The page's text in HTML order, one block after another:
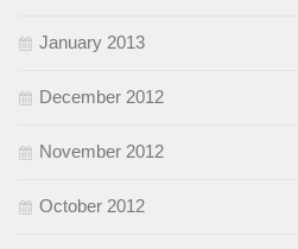
January 2013
December 2012
November 2012
October 2012